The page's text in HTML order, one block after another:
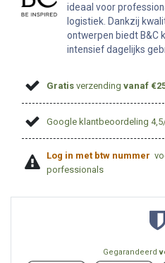
ideaal voor
logistiek. Dankzij
ontwerpen biedt B&C
intensief dagelijks
Gratis verzendingvanaf
Google klantbeoordeling
Log in met btw nummer
porfessionals
Gegarandeerd